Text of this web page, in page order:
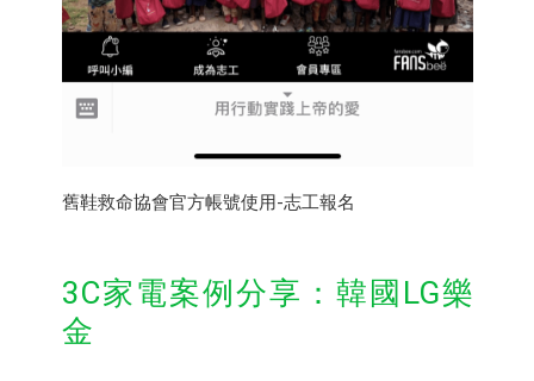
舊鞋救命協會官方帳號使用-志工報名
3C家電案例分享：韓國LG樂
金